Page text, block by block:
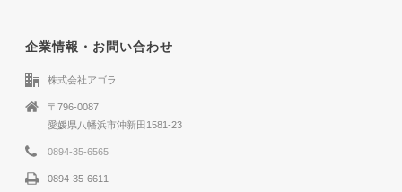
企業情報・お問い合わせ
株式会社アゴラ
〒796-0087
愛媛県八幡浜市沖新田1581-23
0894-35-6565
0894-35-6611